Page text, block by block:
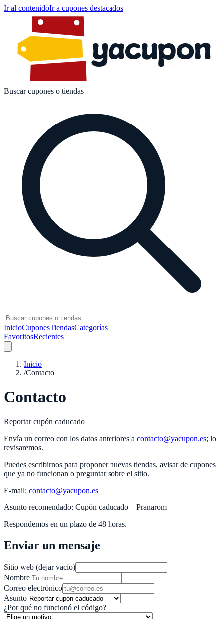
Ir al contenidoIr a cupones destacados
yacupon
Buscar cupones o tiendas
InicioCuponesTiendasCategorías
FavoritosRecientes
Inicio
/Contacto
Contacto
Reportar cupón caducado
Envía un correo con los datos anteriores a contacto@yacupon.es; lo
revisaremos.
Puedes escribirnos para proponer nuevas tiendas, avisar de cupones
que ya no funcionan o preguntar sobre el sitio.
E‑mail: contacto@yacupon.es
Asunto recomendado: Cupón caducado – Pranarom
Respondemos en un plazo de 48 horas.
Enviar un mensaje
Sitio web (dejar vacío)
Nombre
Correo electrónico
Asunto
¿Por qué no funcionó el código?